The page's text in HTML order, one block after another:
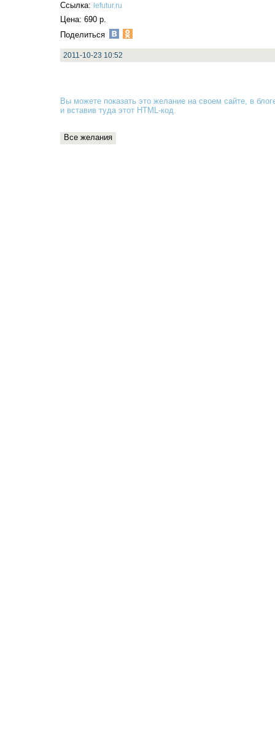
Ссылка: lefutur.ru
Цена: 690 р.
Поделиться
2011-10-23 10:52
Вы можете показать это желание на своем сайте, в
и вставив туда этот HTML-код.
Все желания